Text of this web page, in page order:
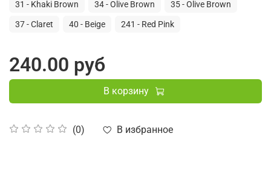
(0) В избранное
31 - Khaki Brown 34 - Olive Brown 35 - Olive Brown
37 - Claret 40 - Beige 241 - Red Pink
240.00 руб
В корзину